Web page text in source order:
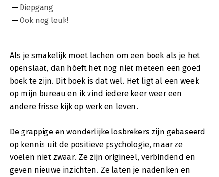
Diepgang
Ook nog leuk!
Als je smakelijk moet lachen om een boek als je het
openslaat, dan hóeft het nog niet meteen een goed
boek te zijn. Dit boek is dat wel. Het ligt al een week
op mijn bureau en ik vind iedere keer weer een
andere frisse kijk op werk en leven.
De grappige en wonderlijke losbrekers zijn gebaseerd
op kennis uit de positieve psychologie, maar ze
voelen niet zwaar. Ze zijn origineel, verbindend en
geven nieuwe inzichten. Ze laten je nadenken en